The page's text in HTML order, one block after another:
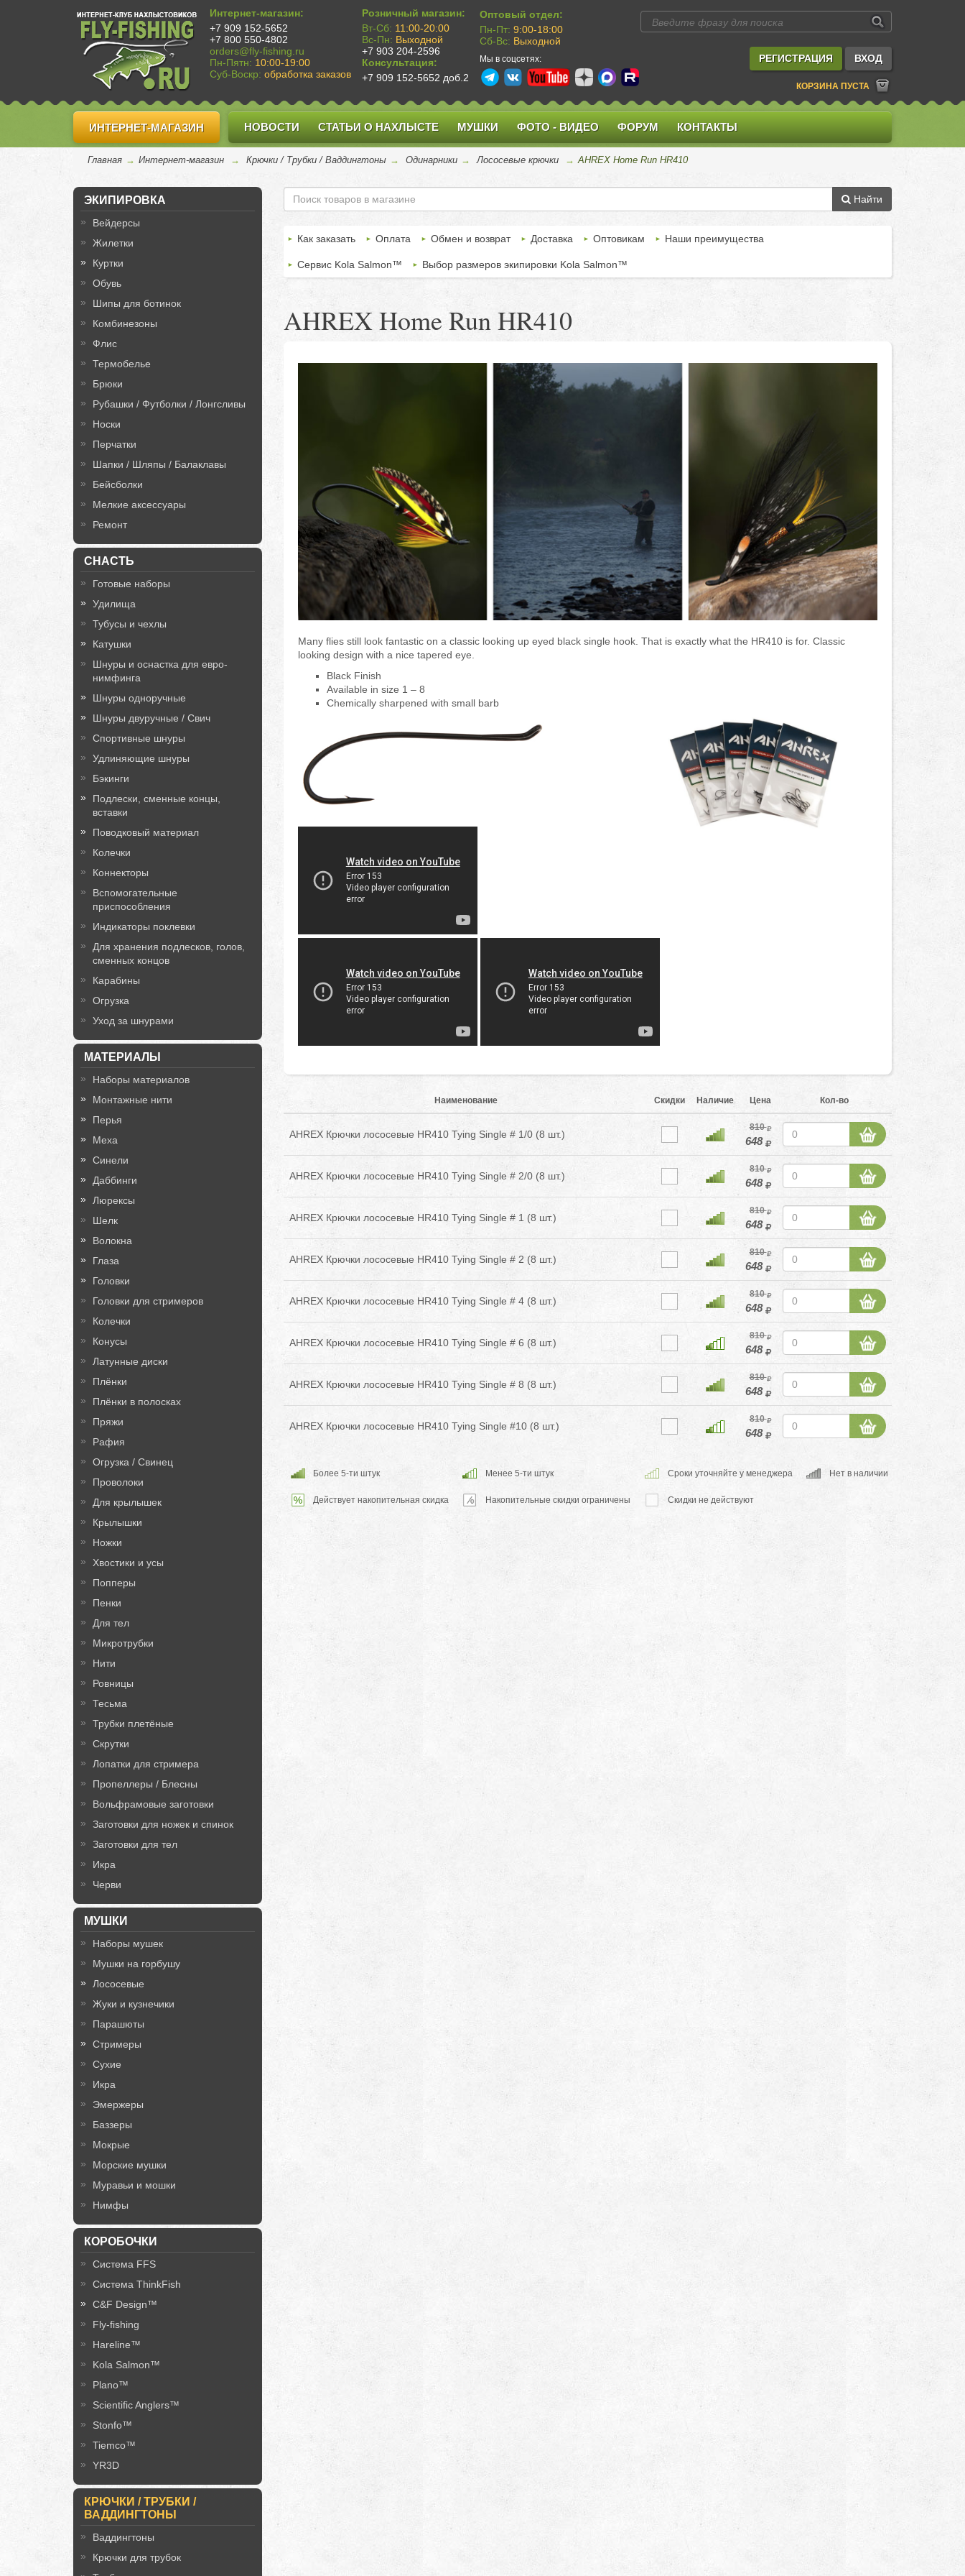
Интернет-магазин:
+7 909 152-5652
+7 800 550-4802
orders@fly-fishing.ru
Пн-Пятн: 10:00-19:00
Суб-Воскр: обработка заказов
Розничный магазин:
Вт-Сб: 11:00-20:00
Вс-Пн: Выходной
+7 903 204-2596
Консультация:
+7 909 152-5652 доб.2
Оптовый отдел:
Пн-Пт: 9:00-18:00
Сб-Вс: Выходной
Мы в соцсетях: РЕГИСТРАЦИЯ ВХОД
КОРЗИНА ПУСТА
ИНТЕРНЕТ-МАГАЗИН НОВОСТИ СТАТЬИ О НАХЛЫСТЕ МУШКИ ФОТО - ВИДЕО ФОРУМ КОНТАКТЫ
Главная → Интернет-магазин → Крючки / Трубки / Ваддингтоны → Одинарники → Лососевые крючки → AHREX Home Run HR410
ЭКИПИРОВКА
Вейдерсы
Жилетки
Куртки
Обувь
Шипы для ботинок
Комбинезоны
Флис
Термобелье
Брюки
Рубашки / Футболки / Лонгсливы
Носки
Перчатки
Шапки / Шляпы / Балаклавы
Бейсболки
Мелкие аксессуары
Ремонт
СНАСТЬ
Готовые наборы
Удилища
Тубусы и чехлы
Катушки
Шнуры и оснастка для евро-
нимфинга
Шнуры одноручные
Шнуры двуручные / Свич
Спортивные шнуры
Удлиняющие шнуры
Бэкинги
Подлески, сменные концы,
вставки
Поводковый материал
Колечки
Коннекторы
Вспомогательные
приспособления
Индикаторы поклевки
Для хранения подлесков, голов,
сменных концов
Карабины
Огрузка
Уход за шнурами
МАТЕРИАЛЫ
Наборы материалов
Монтажные нити
Перья
Меха
Синели
Даббинги
Люрексы
Шелк
Волокна
Глаза
Головки
Головки для стримеров
Колечки
Конусы
Латунные диски
Плёнки
Плёнки в полосках
Пряжи
Рафия
Огрузка / Свинец
Проволоки
Для крылышек
Крылышки
Ножки
Хвостики и усы
Попперы
Пенки
Для тел
Микротрубки
Нити
Ровницы
Тесьма
Трубки плетёные
Скрутки
Лопатки для стримера
Пропеллеры / Блесны
Вольфрамовые заготовки
Заготовки для ножек и спинок
Заготовки для тел
Икра
Черви
МУШКИ
Наборы мушек
Мушки на горбушу
Лососевые
Жуки и кузнечики
Парашюты
Стримеры
Сухие
Икра
Эмержеры
Баззеры
Мокрые
Морские мушки
Муравьи и мошки
Нимфы
КОРОБОЧКИ
Система FFS
Система ThinkFish
C&F Design™
Fly-fishing
Hareline™
Kola Salmon™
Plano™
Scientific Anglers™
Stonfo™
Tiemco™
YR3D
КРЮЧКИ / ТРУБКИ /
ВАДДИНГТОНЫ
Ваддингтоны
Крючки для трубок
Найти
Как заказать Оплата Обмен и возврат Доставка Оптовикам Наши преимущества
Сервис Kola Salmon™ Выбор размеров экипировки Kola Salmon™
AHREX Home Run HR410
Many flies still look fantastic on a classic looking up eyed black single hook. That is exactly what the HR410 is for. Classic
looking design with a nice tapered eye.
Black Finish
Available in size 1 – 8
Chemically sharpened with small barb
Наименование Скидки Наличие Цена Кол-во
AHREX Крючки лососевые HR410 Tying Single # 1/0 (8 шт.)
810
648
AHREX Крючки лососевые HR410 Tying Single # 2/0 (8 шт.)
810
648
AHREX Крючки лососевые HR410 Tying Single # 1 (8 шт.)
810
648
AHREX Крючки лососевые HR410 Tying Single # 2 (8 шт.)
810
648
AHREX Крючки лососевые HR410 Tying Single # 4 (8 шт.)
810
648
AHREX Крючки лососевые HR410 Tying Single # 6 (8 шт.)
810
648
AHREX Крючки лососевые HR410 Tying Single # 8 (8 шт.)
810
648
AHREX Крючки лососевые HR410 Tying Single #10 (8 шт.)
810
648
Более 5-ти штук Менее 5-ти штук Cроки уточняйте у менеджера Нет в наличии
Действует накопительная скидка Накопительные скидки ограничены Скидки не действуют